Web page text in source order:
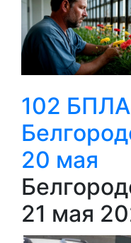
102 БПЛА
20 мая
21 мая